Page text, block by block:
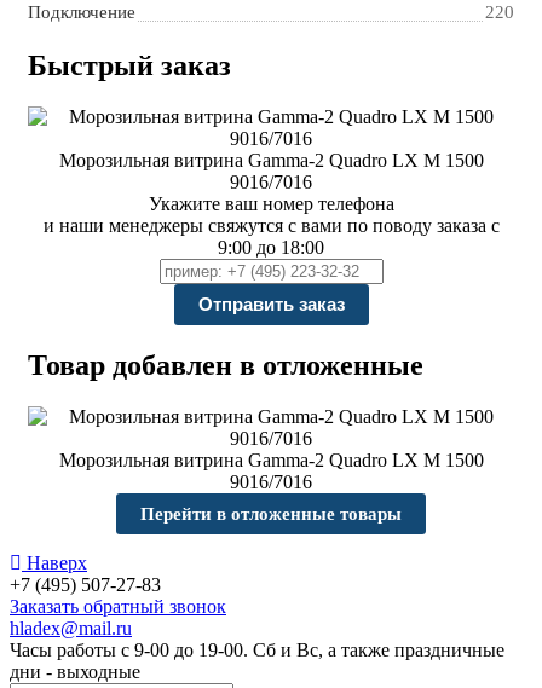
Подключение
220
Быстрый заказ
Морозильная витрина Gamma-2 Quadro LX М 1500
9016/7016
Укажите ваш номер телефона
и наши менеджеры свяжутся с вами по поводу заказа с
9:00 до 18:00
Товар добавлен в отложенные
Морозильная витрина Gamma-2 Quadro LX М 1500
9016/7016
Перейти в отложенные товары
Наверх
+7 (495) 507-27-83
Заказать обратный звонок
hladex@mail.ru
Часы работы с 9-00 до 19-00. Сб и Вс, а также праздничные
дни - выходные